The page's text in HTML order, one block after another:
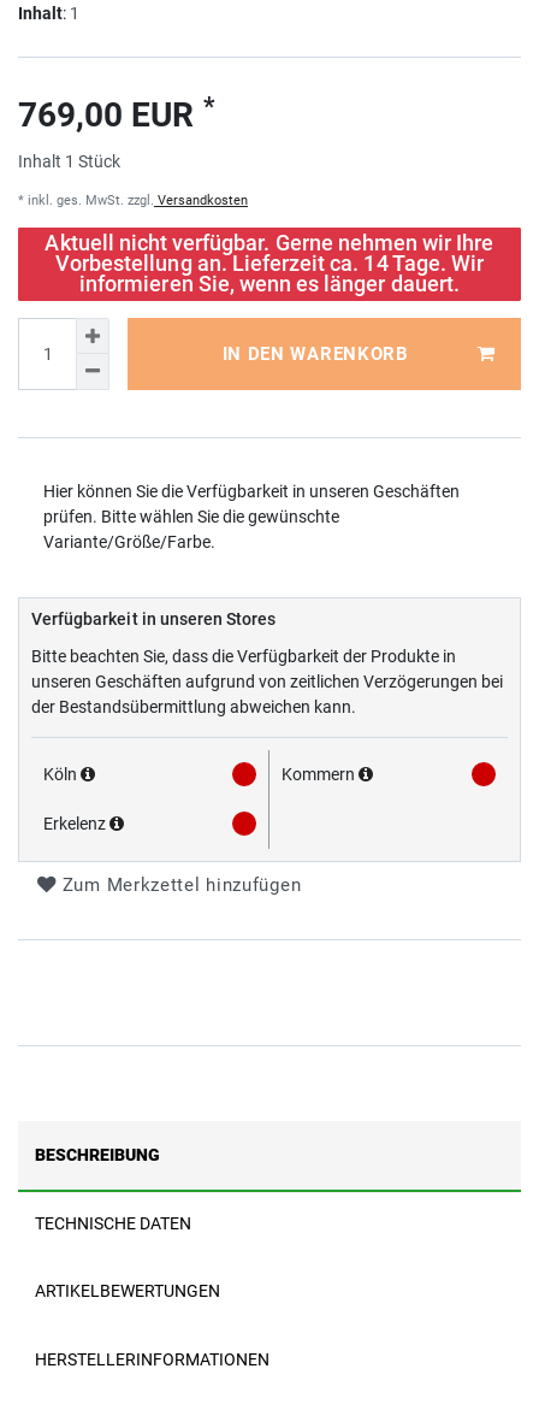
Inhalt: 1
769,00 EUR *
Inhalt 1 Stück
* inkl. ges. MwSt. zzgl. Versandkosten
Aktuell nicht verfügbar. Gerne nehmen wir Ihre
Vorbestellung an. Lieferzeit ca. 14 Tage. Wir
informieren Sie, wenn es länger dauert.
IN DEN WARENKORB
Hier können Sie die Verfügbarkeit in unseren Geschäften
prüfen. Bitte wählen Sie die gewünschte
Variante/Größe/Farbe.
Verfügbarkeit in unseren Stores
Bitte beachten Sie, dass die Verfügbarkeit der Produkte in
unseren Geschäften aufgrund von zeitlichen Verzögerungen bei
der Bestandsübermittlung abweichen kann.
Köln Kommern
Erkelenz
Zum Merkzettel hinzufügen
BESCHREIBUNG
TECHNISCHE DATEN
ARTIKELBEWERTUNGEN
HERSTELLERINFORMATIONEN